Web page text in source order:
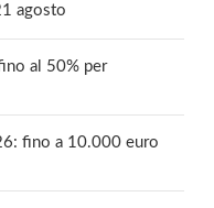
agosto
al 50% per
fino a 10.000 euro